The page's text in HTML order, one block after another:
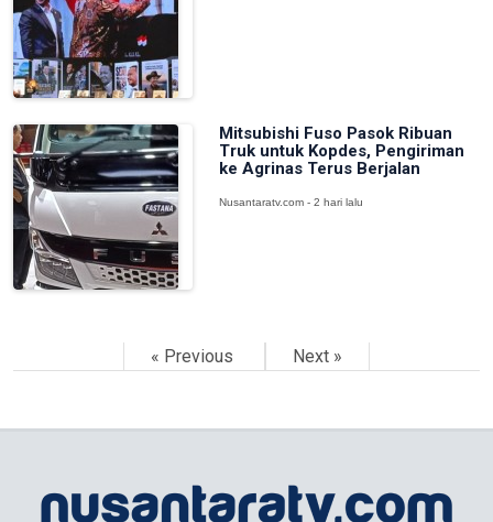
Mitsubishi Fuso Pasok Ribuan
Truk untuk Kopdes, Pengiriman
ke Agrinas Terus Berjalan
Nusantaratv.com - 2 hari lalu
« Previous Next »